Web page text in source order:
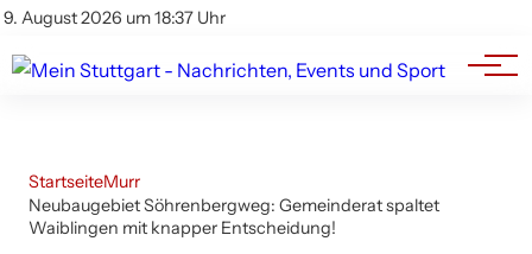
9. August 2026 um 18:37 Uhr
Impressum
Branchenbuch
Werbung
StartseiteMurr
Neubaugebiet Söhrenbergweg: Gemeinderat spaltet
Waiblingen mit knapper Entscheidung!